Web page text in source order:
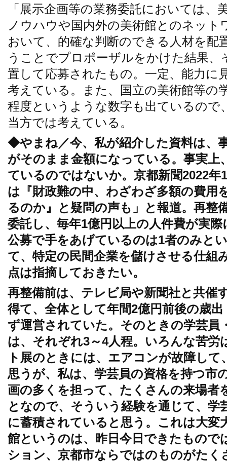
「展示企画等の業務委託においては、
ノウハウや国内外の美術館とのネット
おいて、的確な判断のできる人材を配
うことでプロポーザルをかけた結果、
置して応募されたもの。一定、能力に
考えている。また、国立の美術館等の
程度というような数字も出ているので
当方では考えている。
◆やまね／今、私が紹介した資料は、
がそのまま金額になっている。事実上
ているのではないか。京都新聞2022年
は『財政難の中、わざわざ多額の費用
るのか』と疑問の声も」と報道。再整
委託し、毎年1億円以上の人件費が実
公募で手をあげているのは1者のみと
て、特定の民間企業を儲けさせる仕組
点は指摘しておきたい。
再整備前は、テレビ局や新聞社と共催
得て、全体として年間2億円前後の歳
ず運営されていた。そのときの学芸員
は、それぞれ3～4人程。いろんな苦
ト展のときには、エアコンが故障し
思うが、私は、学芸員の資格を持つ市
画の多くを担って、たくさんの来場者
となので、そういう経験を通じて、学
に蓄積されていると思う。これは大変
館というのは、昨日今日できたもので
ション、京都市ならではのものがたく